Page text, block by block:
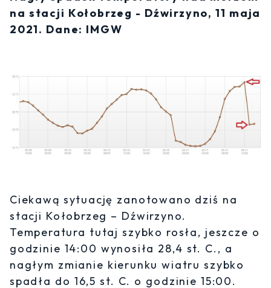
na stacji Kołobrzeg - Dźwirzyno, 11 maja
2021. Dane: IMGW
Ciekawą sytuację zanotowano dziś na
stacji Kołobrzeg – Dźwirzyno.
Temperatura tutaj szybko rosła, jeszcze o
godzinie 14:00 wynosiła 28,4 st. C., a
nagłym zmianie kierunku wiatru szybko
spadła do 16,5 st. C. o godzinie 15:00.